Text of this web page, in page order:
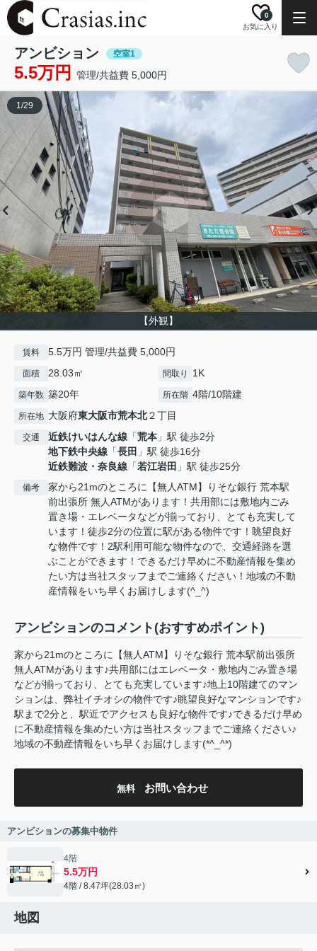
お気に入り
0
アンビション 空室1
5.5万円 管理/共益費 5,000円
【外観】
1/29
賃料 5.5万円 管理/共益費 5,000円
面積 28.03㎡ 間取り 1K
築年数 築20年 所在階 4階/10階建
所在地 大阪府東大阪市荒本北２丁目
交通 近鉄けいはんな線 「荒本 」駅 徒歩2分
地下鉄中央線 「長田 」駅 徒歩16分
近鉄難波・奈良線 「若江岩田 」駅 徒歩25分
備考
家から21mのところに【無人ATM】りそな銀行 荒本駅
前出張所 無人ATMがあります！共用部には敷地内ごみ
置き場・エレベータなどが揃っており、とても充実して
います！徒歩2分の位置に駅がある物件です！眺望良好
な物件です！2駅利用可能な物件なので、交通経路を選
ぶことができます！できるだけ早めに不動産情報を集め
たい方は当社スタッフまでご連絡ください！地域の不動
産情報をいち早くお届けします(^_^)
アンビションのコメント(おすすめポイント)
家から21mのところに【無人ATM】りそな銀行 荒本駅前出張所
無人ATMがあります♪共用部にはエレベータ・敷地内ごみ置き場
などが揃っており、とても充実しています♪地上10階建てのマン
ションは、弊社イチオシの物件です♪眺望良好なマンションです♪
駅まで2分と、駅近でアクセスも良好な物件です♪できるだけ早め
に不動産情報を集めたい方は当社スタッフまでご連絡ください♪
地域の不動産情報をいち早くお届けします(*^_^*)
無料 お問い合わせ
アンビションの募集中物件
4階
5.5万円
4階 / 8.47坪(28.03㎡)
地図